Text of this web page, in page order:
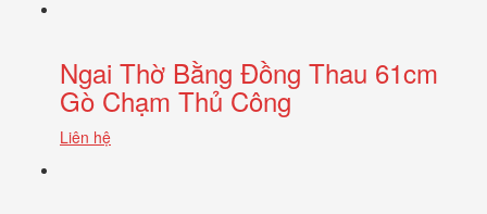
Ngai Thờ Bằng Đồng Thau 61cm
Gò Chạm Thủ Công
Liên hệ